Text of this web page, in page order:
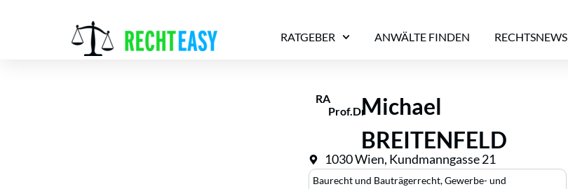
RATGEBER ANWÄLTE FINDEN RECHTSNEWS
RA
Prof.DrMichael
BREITENFELD
1030 Wien, Kundmanngasse 21
Baurecht und Bauträgerrecht,Gewerbe- und